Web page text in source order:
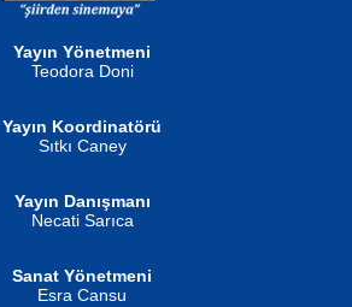
Yayın Yönetmeni
Teodora Doni
Yayın Koordinatörü
Sıtkı Caney
Yayın Danışmanı
Necati Sarıca
Sanat Yönetmeni
Esra Cansu